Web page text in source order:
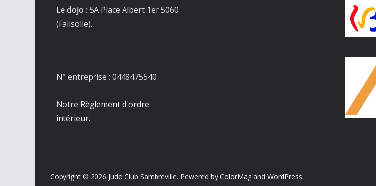
Le dojo :5A Place Albert 1er 5060
(Falisolle).
N° entreprise : 0448475540
Notre Règlement d'ordre
intérieur.
Copyright © 2026 Judo Club Sambreville. Powered by ColorMag and WordPress.